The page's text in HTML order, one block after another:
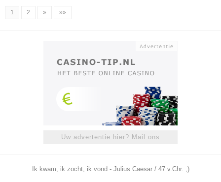
1 2 » »»
Uw advertentie hier? Mail ons
Ik kwam, ik zocht, ik vond - Julius Caesar / 47 v.Chr. ;)